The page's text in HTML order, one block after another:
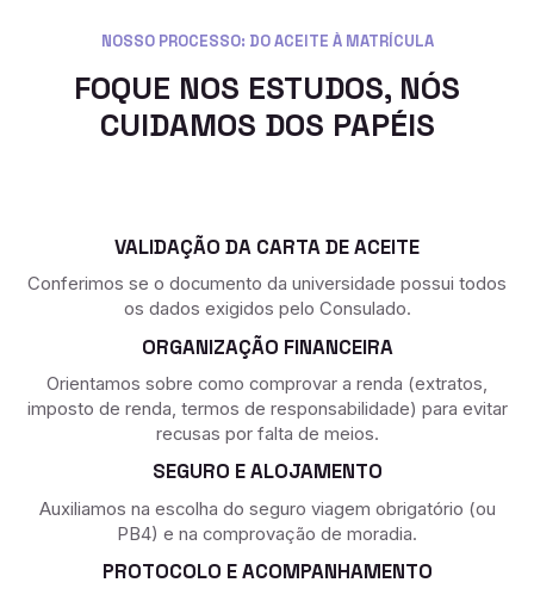
NOSSO PROCESSO: DO ACEITE À MATRÍCULA
FOQUE NOS ESTUDOS, NÓS
CUIDAMOS DOS PAPÉIS
VALIDAÇÃO DA CARTA DE ACEITE
Conferimos se o documento da universidade possui todos
os dados exigidos pelo Consulado.
ORGANIZAÇÃO FINANCEIRA
Orientamos sobre como comprovar a renda (extratos,
imposto de renda, termos de responsabilidade) para evitar
recusas por falta de meios.
SEGURO E ALOJAMENTO
Auxiliamos na escolha do seguro viagem obrigatório (ou
PB4) e na comprovação de moradia.
PROTOCOLO E ACOMPANHAMENTO